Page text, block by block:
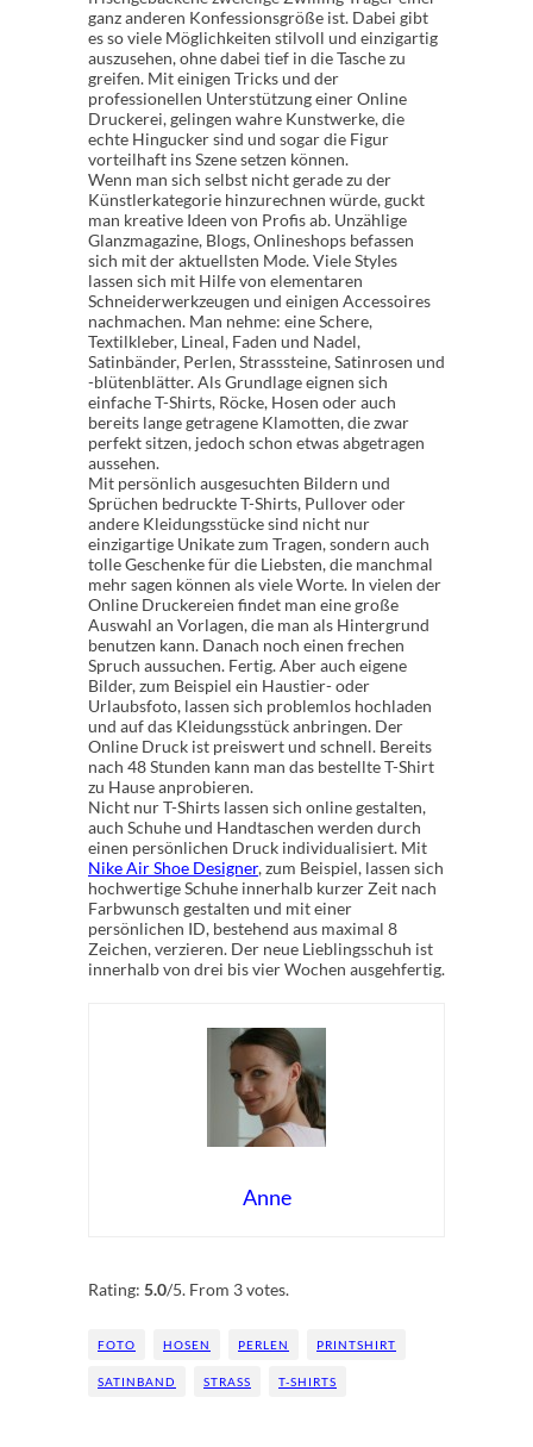
ganz anderen Konfessionsgröße ist. Dabei gibt
es so viele Möglichkeiten stilvoll und einzigartig
auszusehen, ohne dabei tief in die Tasche zu
greifen. Mit einigen Tricks und der
professionellen Unterstützung einer Online
Druckerei, gelingen wahre Kunstwerke, die
echte Hingucker sind und sogar die Figur
vorteilhaft ins Szene setzen können.
Wenn man sich selbst nicht gerade zu der
Künstlerkategorie hinzurechnen würde, guckt
man kreative Ideen von Profis ab. Unzählige
Glanzmagazine, Blogs, Onlineshops befassen
sich mit der aktuellsten Mode. Viele Styles
lassen sich mit Hilfe von elementaren
Schneiderwerkzeugen und einigen Accessoires
nachmachen. Man nehme: eine Schere,
Textilkleber, Lineal, Faden und Nadel,
Satinbänder, Perlen, Strasssteine, Satinrosen und
-blütenblätter. Als Grundlage eignen sich
einfache T-Shirts, Röcke, Hosen oder auch
bereits lange getragene Klamotten, die zwar
perfekt sitzen, jedoch schon etwas abgetragen
aussehen.
Mit persönlich ausgesuchten Bildern und
Sprüchen bedruckte T-Shirts, Pullover oder
andere Kleidungsstücke sind nicht nur
einzigartige Unikate zum Tragen, sondern auch
tolle Geschenke für die Liebsten, die manchmal
mehr sagen können als viele Worte. In vielen der
Online Druckereien findet man eine große
Auswahl an Vorlagen, die man als Hintergrund
benutzen kann. Danach noch einen frechen
Spruch aussuchen. Fertig. Aber auch eigene
Bilder, zum Beispiel ein Haustier- oder
Urlaubsfoto, lassen sich problemlos hochladen
und auf das Kleidungsstück anbringen. Der
Online Druck ist preiswert und schnell. Bereits
nach 48 Stunden kann man das bestellte T-Shirt
zu Hause anprobieren.
Nicht nur T-Shirts lassen sich online gestalten,
auch Schuhe und Handtaschen werden durch
einen persönlichen Druck individualisiert. Mit
Nike Air Shoe Designer, zum Beispiel, lassen sich
hochwertige Schuhe innerhalb kurzer Zeit nach
Farbwunsch gestalten und mit einer
persönlichen ID, bestehend aus maximal 8
Zeichen, verzieren. Der neue Lieblingsschuh ist
innerhalb von drei bis vier Wochen ausgehfertig.
Anne
Rating: 5.0/5. From 3 votes.
FOTO HOSEN PERLEN PRINTSHIRT
SATINBAND STRASS T-SHIRTS